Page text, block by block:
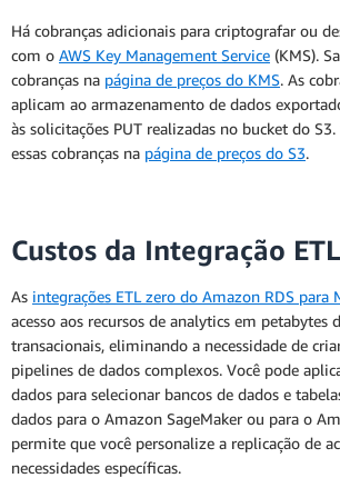
Há cobranças adicionais para criptografar ou
com o AWS Key Management Service (KMS).
cobranças na página de preços do KMS. As
aplicam ao armazenamento de dados
às solicitações PUT realizadas no bucket do
essas cobranças na página de preços do S3.
Custos da Integração
As integrações ETL zero do Amazon RDS para
acesso aos recursos de analytics em petabytes
transacionais, eliminando a necessidade de
pipelines de dados complexos. Você pode
dados para selecionar bancos de dados e
dados para o Amazon SageMaker ou para o
permite que você personalize a replicação de
necessidades específicas.